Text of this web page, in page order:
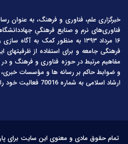
خبرگزاری علم، فناوری و فرهنگ، به عنوان
فناوری‌های نرم و صنایع فرهنگیِ
۱۶ مرداد ۱۳۹۳ به منظور کمک به
فرهنگی جامعه و برای استفاده از
مفاهیم مرتبط در حوزه فناوری و فرهنگ و
و ضوابط حاکم بر رسانه ها و مؤسسات
ارشاد اسلامی به شماره 70016 فعالیت خود را آغاز کرده است.
تمام حقوق مادی و معنوی این سایت برای